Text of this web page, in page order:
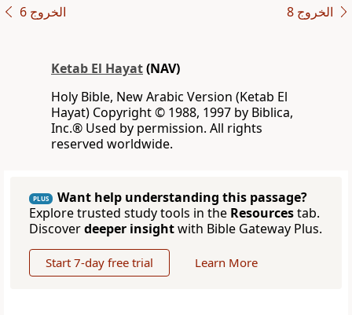
ﺍﻟﺨﺮﻭﺝ 6 ﺍﻟﺨﺮﻭﺝ 8
Ketab El Hayat(NAV)
Holy Bible, New Arabic Version (Ketab El
Hayat) Copyright © 1988, 1997 by Biblica,
Inc.® Used by permission. All rights
reserved worldwide.
PLUS
Want help understanding this passage?
Explore trusted study tools in the Resourcestab.
Discoverdeeper insightwith Bible Gateway Plus.
Start 7-day free trial Learn More